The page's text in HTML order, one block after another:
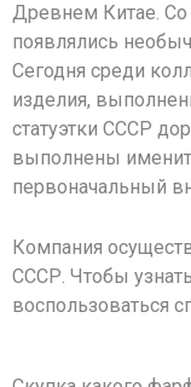
Древнем Китае. Со
появлялись
Сегодня среди
изделия,
статуэтки СССР
выполнены
первоначальный
Компания
СССР. Чтобы
воспользоваться